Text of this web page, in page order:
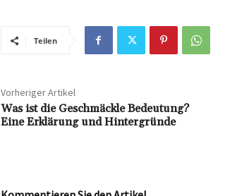
Teilen
Vorheriger Artikel
Was ist die Geschmäckle Bedeutung?
Eine Erklärung und Hintergründe